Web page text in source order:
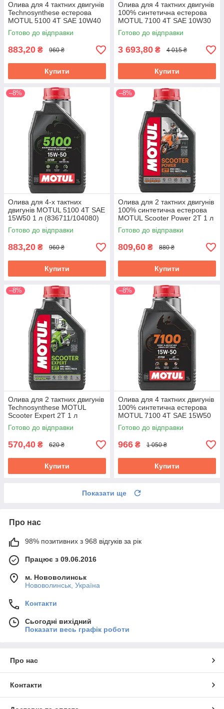
Олива для 4 тактних двигунів
Technosynthese естерова
MOTUL 5100 4T SAE 10W40
1 л. 104068/836541
Готово до відправки
883,20 ₴ 960 ₴
Купити
Олива для 4 тактних двигунів
100% синтетична естерова
MOTUL 7100 4T SAE 10W30
4 л (845441/104090)
Готово до відправки
3 693,80 ₴ 4 015 ₴
Купити
–8%
Олива для 4-х тактних
двигунів MOTUL 5100 4T SAE
15W50 1 л (836711/104080)
Готово до відправки
883,20 ₴ 960 ₴
Купити
–8%
Олива для 2 тактних двигунів
100% синтетична естерова
MOTUL Scooter Power 2T 1 л
(105881)
Готово до відправки
809,60 ₴ 880 ₴
Купити
–8%
Олива для 2 тактних двигунів
Technosynthese MOTUL
Scooter Expert 2T 1 л
(105880)
Готово до відправки
570,40 ₴ 620 ₴
Купити
–8%
Олива для 4 тактних двигунів
100% синтетична естерова
MOTUL 7100 4T SAE 15W50
1 л (104298/845211)
Готово до відправки
966 ₴ 1 050 ₴
Купити
Показати ще
Про нас
98% позитивних з 968 відгуків за рік
Працює з 09.06.2016
м. Нововолинськ
Нововолинськ, Україна
Контакти
Сьогодні вихідний
Показати весь графік роботи
Про нас
Контакти